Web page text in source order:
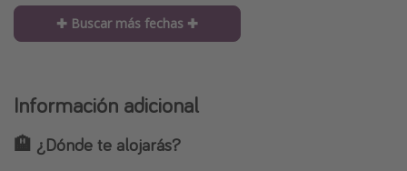
✚ Buscar más fechas ✚
Información adicional
🏨 ¿Dónde te alojarás?